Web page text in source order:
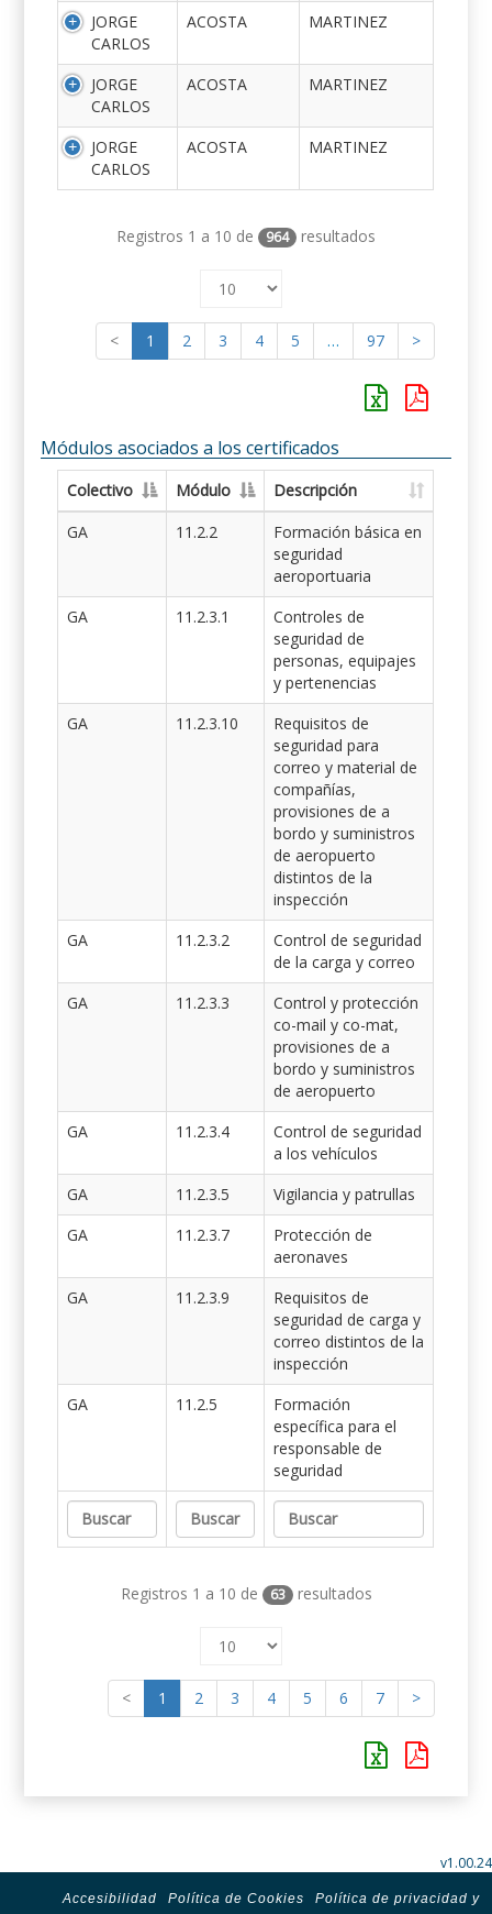
JORGE
CARLOS
ACOSTA MARTINEZ
JORGE
CARLOS
ACOSTA MARTINEZ
JORGE
CARLOS
ACOSTA MARTINEZ
Registros 1 a 10 de 964 resultados
< 1 2 3 4 5 … 97 >
Módulos asociados a los certificados
Colectivo Módulo
Descripción
GA
11.2.2
Formación básica en
seguridad
aeroportuaria
GA
11.2.3.1
Controles de
seguridad de
personas, equipajes
y pertenencias
GA
11.2.3.10
Requisitos de
seguridad para
correo y material de
compañías,
provisiones de a
bordo y suministros
de aeropuerto
distintos de la
inspección
GA
11.2.3.2
Control de seguridad
de la carga y correo
GA
11.2.3.3
Control y protección
co-mail y co-mat,
provisiones de a
bordo y suministros
de aeropuerto
GA
11.2.3.4
Control de seguridad
a los vehículos
GA
11.2.3.5
Vigilancia y patrullas
GA
11.2.3.7
Protección de
aeronaves
GA
11.2.3.9
Requisitos de
seguridad de carga y
correo distintos de la
inspección
GA
11.2.5
Formación
específica para el
responsable de
seguridad
Registros 1 a 10 de 63 resultados
< 1 2 3 4 5 6 7 >
v1.00.24
Accesibilidad Política de Cookies
Política de privacidad y